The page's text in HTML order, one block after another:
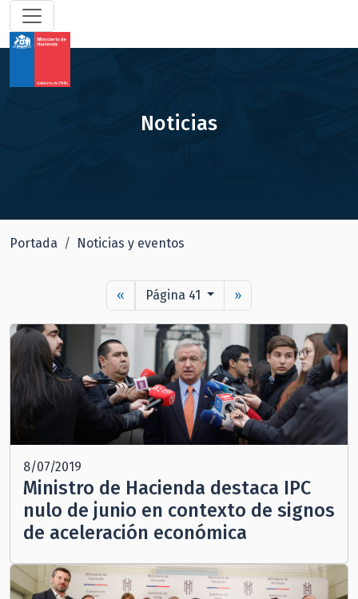
Noticias
Portada Noticias y eventos
« Página 41 »
8/07/2019
Ministro de Hacienda destaca IPC
nulo de junio en contexto de signos
de aceleración económica